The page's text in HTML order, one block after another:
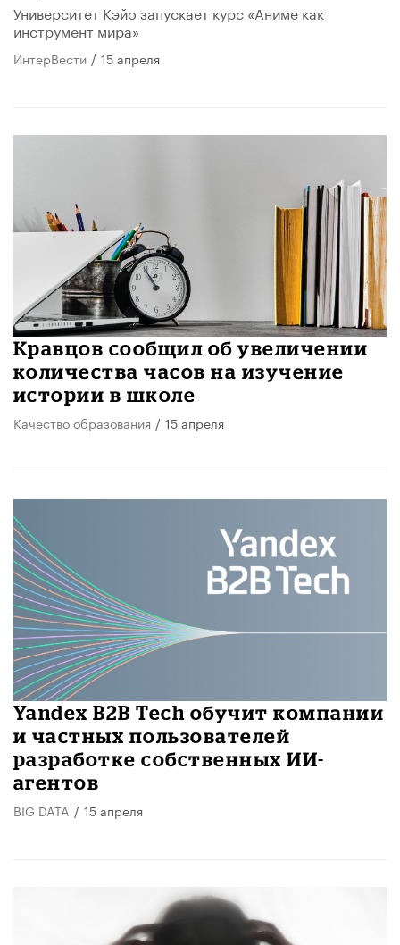
Университет Кэйо запускает курс «Аниме как
инструмент мира»
ИнтерВести / 15 апреля
Кравцов сообщил об увеличении
количества часов на изучение
истории в школе
Качество образования / 15 апреля
Yandex B2B Tech обучит компании
и частных пользователей
разработке собственных ИИ-
агентов
BIG DATA / 15 апреля